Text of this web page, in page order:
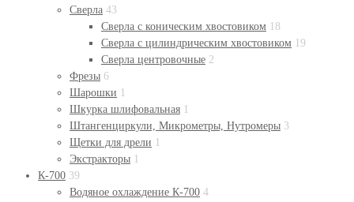
Сверла 43
Сверла с коническим хвостовиком 18
Сверла с цилиндрическим хвостовиком 19
Сверла центровочные 2
Фрезы 6
Шарошки 1
Шкурка шлифовальная 1
Штангенциркули, Микрометры, Нутромеры 3
Щетки для дрели 1
Экстракторы 1
К-700 39
Водяное охлаждение К-700 4